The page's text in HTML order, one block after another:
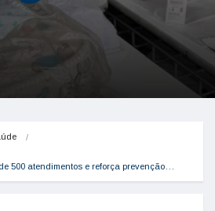
500 atendimentos e reforça prevenção…